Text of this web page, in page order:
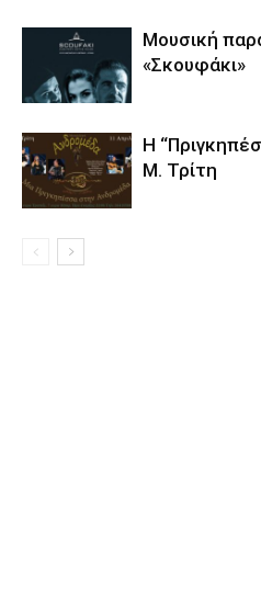
Μουσική
«Σκουφάκι»
Η
Μ. Τρίτη